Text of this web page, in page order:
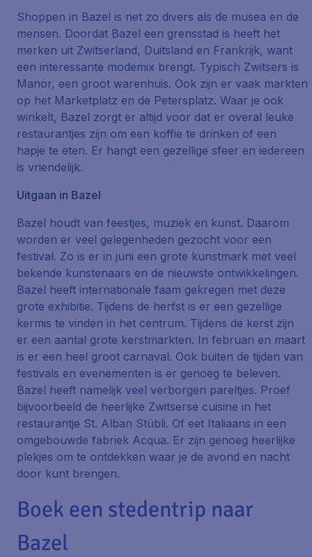
Shoppen in Bazel is net zo divers als de musea en de
mensen. Doordat Bazel een grensstad is heeft het
merken uit Zwitserland, Duitsland en Frankrijk, want
een interessante modemix brengt. Typisch Zwitsers is
Manor, een groot warenhuis. Ook zijn er vaak markten
op het Marketplatz en de Petersplatz. Waar je ook
winkelt, Bazel zorgt er altijd voor dat er overal leuke
restaurantjes zijn om een koffie te drinken of een
hapje te eten. Er hangt een gezellige sfeer en iedereen
is vriendelijk.
Uitgaan in Bazel
Bazel houdt van feestjes, muziek en kunst. Daarom
worden er veel gelegenheden gezocht voor een
festival. Zo is er in juni een grote kunstmark met veel
bekende kunstenaars en de nieuwste ontwikkelingen.
Bazel heeft internationale faam gekregen met deze
grote exhibitie. Tijdens de herfst is er een gezellige
kermis te vinden in het centrum. Tijdens de kerst zijn
er een aantal grote kerstmarkten. In februari en maart
is er een heel groot carnaval. Ook buiten de tijden van
festivals en evenementen is er genoeg te beleven.
Bazel heeft namelijk veel verborgen pareltjes. Proef
bijvoorbeeld de heerlijke Zwitserse cuisine in het
restaurantje St. Alban Stübli. Of eet Italiaans in een
omgebouwde fabriek Acqua. Er zijn genoeg heerlijke
plekjes om te ontdekken waar je de avond en nacht
door kunt brengen.
Boek een stedentrip naar
Bazel